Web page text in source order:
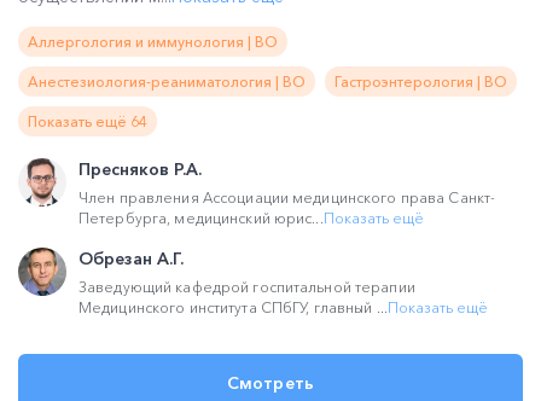
Аллергология и иммунология | ВО
Анестезиология-реаниматология | ВО Гастроэнтерология | ВО
Показать ещё 64
Пресняков Р.А.
Член правления Ассоциации медицинского права Санкт-
Петербурга, медицинский юрис...Показать ещё
Обрезан А.Г.
Заведующий кафедрой госпитальной терапии
Медицинского института СПбГУ, главный ...Показать ещё
Смотреть